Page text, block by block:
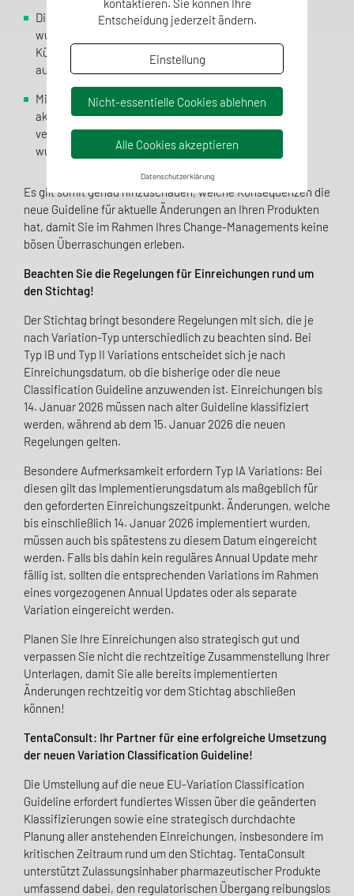
Die bisher vorliegenden „Article 5 recommendations“
wurden in die Classification Guideline integriert.
Künftig soll die Guideline (mind.) jährlich in Hinblick
auf diese aktualisiert werden.
Mit Einreichung nach neuer Guideline ist das
aktualisierte elektronische Antragsformular (eAF) zu
verwenden, welches bereits als Testversion publiziert
wurde.
Es gilt somit genau hinzuschauen, welche Konsequenzen die
neue Guideline für aktuelle Änderungen an Ihren Produkten
hat, damit Sie im Rahmen Ihres Change-Managements keine
bösen Überraschungen erleben.
Beachten Sie die Regelungen für Einreichungen rund um
den Stichtag!
Der Stichtag bringt besondere Regelungen mit sich, die je
nach Variation-Typ unterschiedlich zu beachten sind. Bei
Typ IB und Typ II Variations entscheidet sich je nach
Einreichungsdatum, ob die bisherige oder die neue
Classification Guideline anzuwenden ist. Einreichungen bis
14. Januar 2026 müssen nach alter Guideline klassifiziert
werden, während ab dem 15. Januar 2026 die neuen
Regelungen gelten.
Besondere Aufmerksamkeit erfordern Typ IA Variations: Bei
diesen gilt das Implementierungsdatum als maßgeblich für
den geforderten Einreichungszeitpunkt. Änderungen, welche
bis einschließlich 14. Januar 2026 implementiert wurden,
müssen auch bis spätestens zu diesem Datum eingereicht
werden. Falls bis dahin kein reguläres Annual Update mehr
fällig ist, sollten die entsprechenden Variations im Rahmen
eines vorgezogenen Annual Updates oder als separate
Variation eingereicht werden.
Planen Sie Ihre Einreichungen also strategisch gut und
verpassen Sie nicht die rechtzeitige Zusammenstellung Ihrer
Unterlagen, damit Sie alle bereits implementierten
Änderungen rechtzeitig vor dem Stichtag abschließen
können!
TentaConsult: Ihr Partner für eine erfolgreiche Umsetzung
der neuen Variation Classification Guideline!
Die Umstellung auf die neue EU-Variation Classification
Guideline erfordert fundiertes Wissen über die geänderten
Klassifizierungen sowie eine strategisch durchdachte
Planung aller anstehenden Einreichungen, insbesondere im
kritischen Zeitraum rund um den Stichtag. TentaConsult
unterstützt Zulassungsinhaber pharmazeutischer Produkte
umfassend dabei, den regulatorischen Übergang reibungslos
kontaktieren. Sie können Ihre
Entscheidung jederzeit ändern.
Einstellung
Nicht-essentielle Cookies ablehnen
Alle Cookies akzeptieren
Datenschutzerklärung